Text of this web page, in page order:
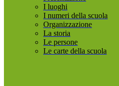
I luoghi
I numeri della scuola
Organizzazione
La storia
Le persone
Le carte della scuola